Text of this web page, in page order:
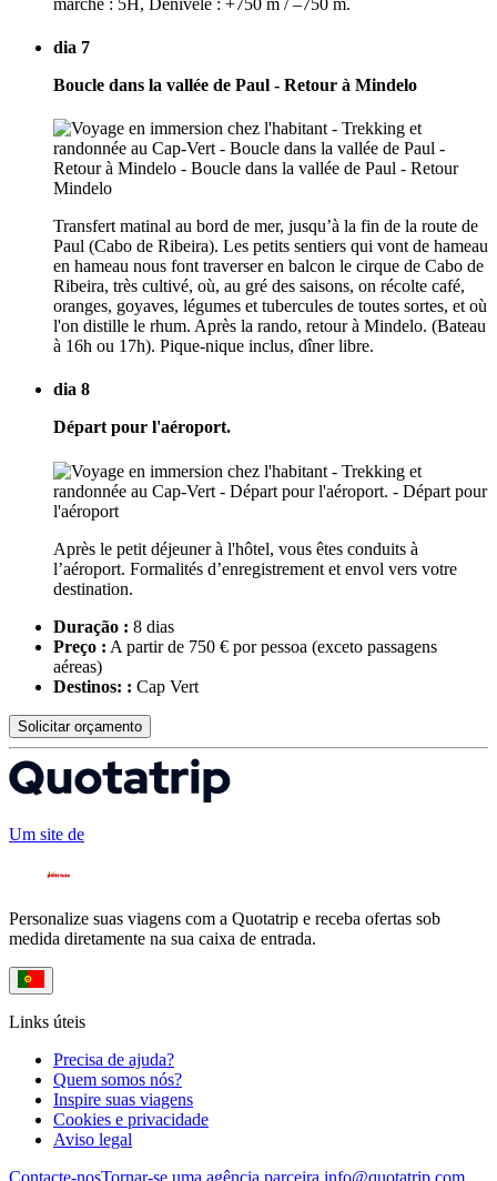
dia 7
Boucle dans la vallée de Paul - Retour à Mindelo
Transfert matinal au bord de mer, jusqu’à la fin de la route de
Paul (Cabo de Ribeira). Les petits sentiers qui vont de hameau
en hameau nous font traverser en balcon le cirque de Cabo de
Ribeira, très cultivé, où, au gré des saisons, on récolte café,
oranges, goyaves, légumes et tubercules de toutes sortes, et où
l'on distille le rhum. Après la rando, retour à Mindelo. (Bateau
à 16h ou 17h). Pique-nique inclus, dîner libre.
dia 8
Départ pour l'aéroport.
Après le petit déjeuner à l'hôtel, vous êtes conduits à
l’aéroport. Formalités d’enregistrement et envol vers votre
destination.
Duração : 8 dias
Preço : A partir de 750 € por pessoa (exceto passagens
aéreas)
Destinos: : Cap Vert
Solicitar orçamento
Um site de
Personalize suas viagens com a Quotatrip e receba ofertas sob
medida diretamente na sua caixa de entrada.
Links úteis
Precisa de ajuda?
Quem somos nós?
Inspire suas viagens
Cookies e privacidade
Aviso legal